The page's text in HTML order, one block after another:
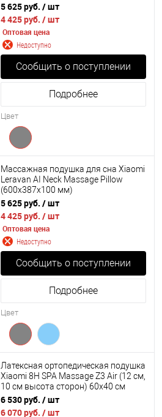
5 625 руб. / шт
4 425 руб. / шт
Оптовая цена
Недоступно
Сообщить о поступлении
Подробнее
Цвет
Массажная подушка для сна Xiaomi
Leravan AI Neck Massage Pillow
(600х387х100 мм)
5 625 руб. / шт
4 425 руб. / шт
Оптовая цена
Недоступно
Сообщить о поступлении
Подробнее
Цвет
Латексная ортопедическая подушка
Xiaomi 8H SPA Massage Z3 Air (12 см,
10 см высота сторон) 60х40 см
6 530 руб. / шт
6 070 руб. / шт